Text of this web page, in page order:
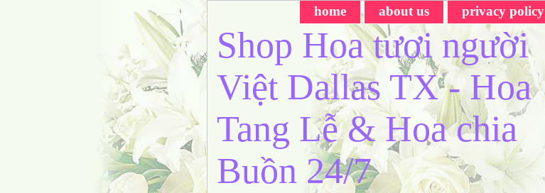
home about us privacy policy
Shop Hoa tươi người
Việt Dallas TX - Hoa
Tang Lễ & Hoa chia
Buồn 24/7